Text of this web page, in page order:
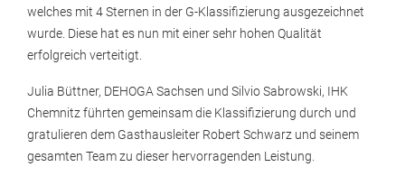
welches mit 4 Sternen in der G-Klassifizierung ausgezeichnet
wurde. Diese hat es nun mit einer sehr hohen Qualität
erfolgreich verteitigt.
Julia Büttner, DEHOGA Sachsen und Silvio Sabrowski, IHK
Chemnitz führten gemeinsam die Klassifizierung durch und
gratulieren dem Gasthausleiter Robert Schwarz und seinem
gesamten Team zu dieser hervorragenden Leistung.